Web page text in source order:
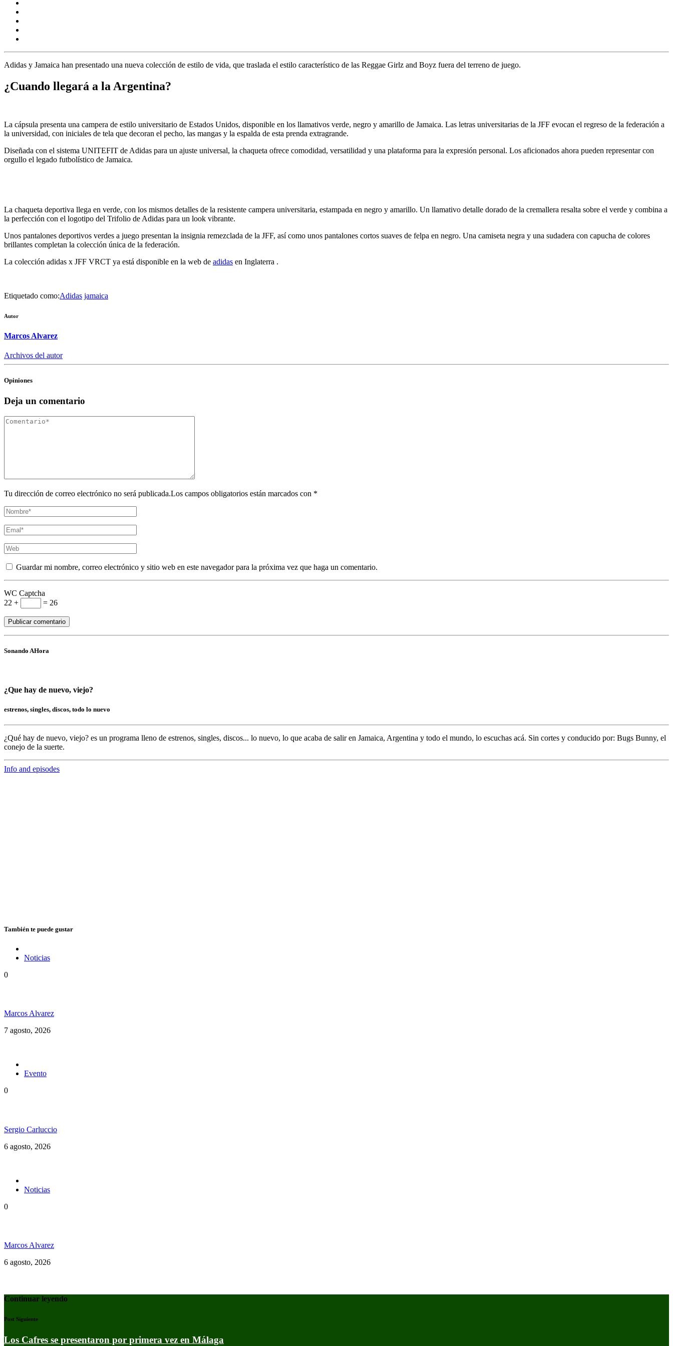
Adidas y Jamaica han presentado una nueva colección de estilo de vida, que traslada el estilo característico de las Reggae Girlz and Boyz fuera del terreno de juego.
¿Cuando llegará a la Argentina?
La cápsula presenta una campera de estilo universitario de Estados Unidos, disponible en los llamativos verde, negro y amarillo de Jamaica. Las letras universitarias de la JFF evocan el regreso de la federación a
la universidad, con iniciales de tela que decoran el pecho, las mangas y la espalda de esta prenda extragrande.
Diseñada con el sistema UNITEFIT de Adidas para un ajuste universal, la chaqueta ofrece comodidad, versatilidad y una plataforma para la expresión personal. Los aficionados ahora pueden representar con
orgullo el legado futbolístico de Jamaica.
La chaqueta deportiva llega en verde, con los mismos detalles de la resistente campera universitaria, estampada en negro y amarillo. Un llamativo detalle dorado de la cremallera resalta sobre el verde y combina a
la perfección con el logotipo del Trifolio de Adidas para un look vibrante.
Unos pantalones deportivos verdes a juego presentan la insignia remezclada de la JFF, así como unos pantalones cortos suaves de felpa en negro. Una camiseta negra y una sudadera con capucha de colores
brillantes completan la colección única de la federación.
La colección adidas x JFF VRCT ya está disponible en la web de adidas en Inglaterra .
Etiquetado como:Adidas jamaica
Autor
Marcos Alvarez
Archivos del autor
Opiniones
Deja un comentario
Tu dirección de correo electrónico no será publicada.Los campos obligatorios están marcados con *
Guardar mi nombre, correo electrónico y sitio web en este navegador para la próxima vez que haga un comentario.
WC Captcha
22 +
= 26
Sonando AHora
¿Que hay de nuevo, viejo?
estrenos, singles, discos, todo lo nuevo
¿Qué hay de nuevo, viejo? es un programa lleno de estrenos, singles, discos... lo nuevo, lo que acaba de salir en Jamaica, Argentina y todo el mundo, lo escuchas acá. Sin cortes y conducido por: Bugs Bunny, el
conejo de la suerte.
Info and episodes
También te puede gustar
Noticias
0
Marcos Alvarez
7 agosto, 2026
Evento
0
Sergio Carluccio
6 agosto, 2026
Noticias
0
Marcos Alvarez
6 agosto, 2026
Continuar leyendo
Post Siguiente
Los Cafres se presentaron por primera vez en Málaga